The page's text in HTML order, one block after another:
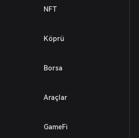
NFT
Köprü
Borsa
Araçlar
GameFi